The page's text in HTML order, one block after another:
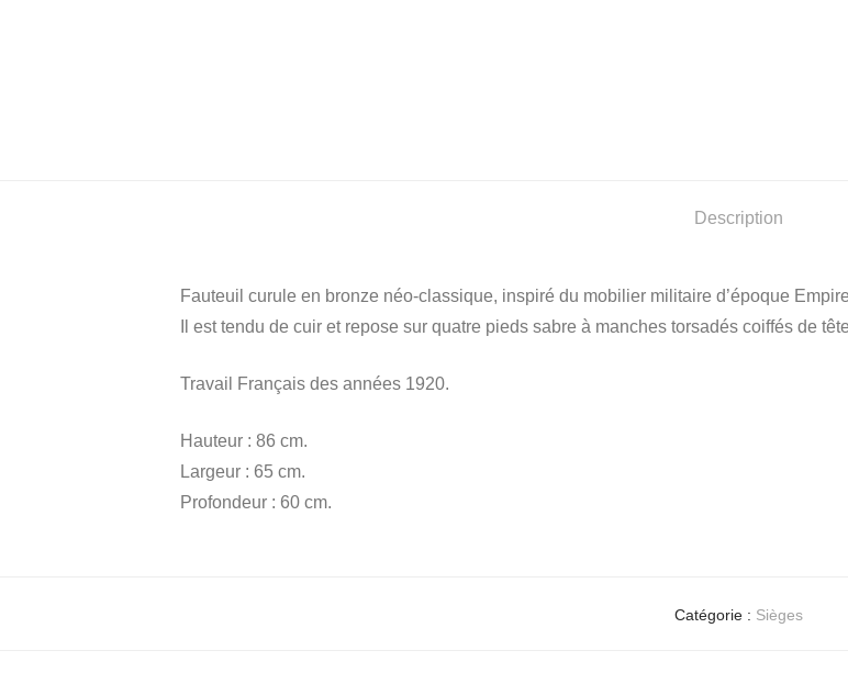
Description
Fauteuil curule en bronze néo-classique, inspiré du mobilier militaire d’époque
Il est tendu de cuir et repose sur quatre pieds sabre à manches torsadés coiffés de
Travail Français des années 1920.
Hauteur : 86 cm.
Largeur : 65 cm.
Profondeur : 60 cm.
Catégorie : Sièges